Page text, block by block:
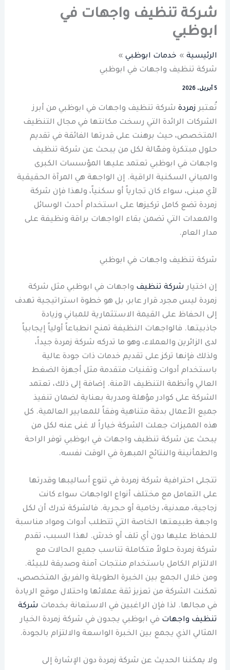
شركة تنظيف واجهات في
ابوظبي
الرئيسية
خدمات ابوظبي
شركة تنظيف واجهات في ابوظبي
5 أبريل، 2026
تُعتبر زمردة شركة تنظيف واجهات في ابوظبي من أبرز
الشركات الرائدة التي رسخت مكانتها في مجال التنظيف
المتخصص، حيث برهنت على قدرتها الفائقة في تقديم
حلول مبتكرة وفعّالة لكل من يبحث عن شركة تنظيف
واجهات في ابوظبي تعتمد عليها المؤسسات الكبرى
والمباني السكنية الراقية. إن الواجهة هي المرآة الحقيقية
لأي مبنى، سواء كان تجارياً أو سكنياً، ولهذا فإن شركة
زمردة تضع كامل تركيزها على استخدام أحدث الوسائل
والمعدات التي تضمن بقاء الواجهات براقة ونظيفة على
مدار العام.
شركة تنظيف واجهات في ابوظبي
إن اختيار شركة تنظيف واجهات في ابوظبي مثل شركة
زمردة ليس مجرد قرار عابر، بل هو خطوة استراتيجية تهدف
إلى الحفاظ على القيمة الاستثمارية للمباني وزيادة
جاذبيتها. فالواجهات النظيفة تمنح انطباعاً أولياً إيجابياً
لدى الزائرين والعملاء، وهو ما تدركه شركة زمردة جيداً،
ولذلك فإنها تركز على تقديم خدمات ذات جودة عالية
باستخدام أدوات وتقنيات متقدمة مثل أجهزة الضغط
العالي وأنظمة التنظيف الآمنة. إضافة إلى ذلك، تعتمد
الشركة على كوادر مؤهلة ومدربة بعناية لضمان تنفيذ
جميع الأعمال بدقة متناهية وفقاً للمعايير العالمية. كل
هذه المميزات جعلت الشركة خياراً لا غنى عنه لكل من
يبحث عن شركة تنظيف واجهات في ابوظبي توفر الراحة
والطمأنينة والنتائج المبهرة في الوقت نفسه.
تتجلى احترافية شركة زمردة في تنوع أساليبها وقدرتها
على التعامل مع مختلف أنواع الواجهات سواء كانت
زجاجية، معدنية، رخامية أو حجرية. فالشركة تدرك أن لكل
واجهة طبيعتها الخاصة التي تتطلب أدوات ومواد مناسبة
للحفاظ عليها دون أي تلف أو خدش. لهذا السبب، تقدم
شركة زمردة حلولاً متكاملة تناسب جميع الحالات مع
الالتزام الكامل باستخدام منتجات آمنة وصديقة للبيئة.
ومن خلال الجمع بين الخبرة الطويلة والفريق المتخصص،
تمكنت الشركة من تعزيز ثقة عملائها واحتلال موقع الريادة
في مجالها. لذا فإن الراغبين في الاستعانة بخدمات شركة
تنظيف واجهات في ابوظبي يجدون في شركة زمردة الخيار
المثالي الذي يجمع بين الخبرة الواسعة والالتزام بالجودة.
ولا يمكننا الحديث عن شركة زمردة دون الإشارة إلى